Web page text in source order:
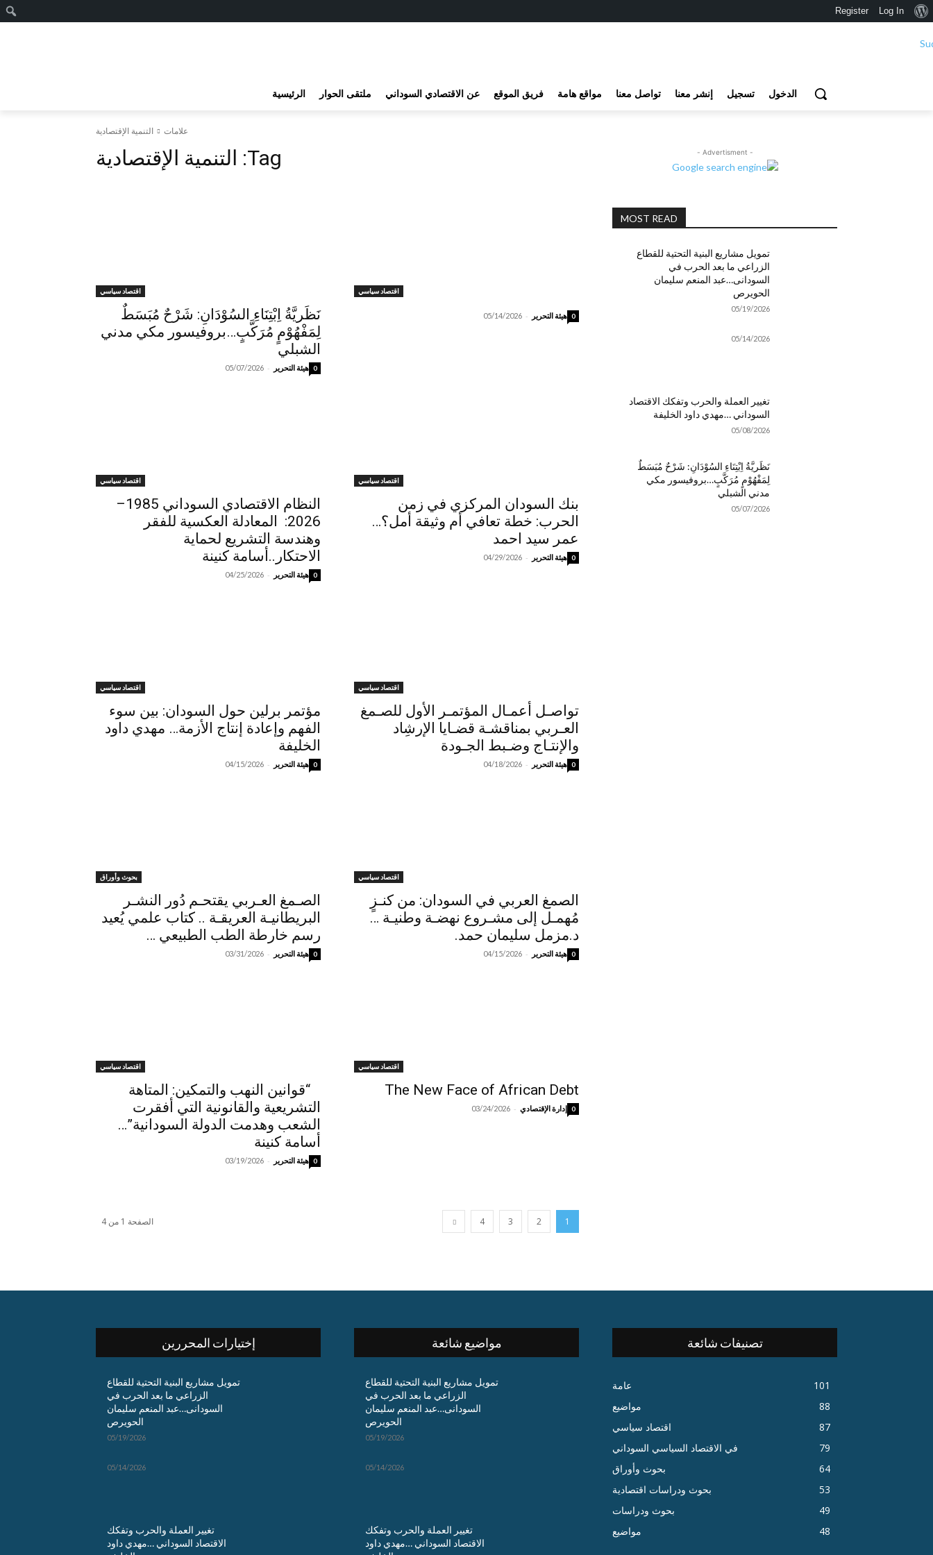
الرئيسية ملتقى الحوار عن الاقتصادي السوداني فريق الموقع مواقع هامة تواصل معنا إنشر معنا تسجيل الدخول
علامات التنمية الإقتصادية
Tag: التنمية الإقتصادية
اقتصاد سياسي
هيئة التحرير -
05/14/2026 0
اقتصاد سياسي
نَظَريَّةُ اِبْتِنَاءِ السُوْدَانِ: شَرْحٌ مُبَسَطٌ
لِمَفْهُوْمٍ مُرَكَّبٍ…بروفيسور مكي مدني
الشبلي
هيئة التحرير -
05/07/2026 0
اقتصاد سياسي
بنك السودان المركزي في زمن
الحرب: خطة تعافي أم وثيقة أمل؟…
عمر سيد احمد
هيئة التحرير -
04/29/2026 0
اقتصاد سياسي
النظام الاقتصادي السوداني 1985–
2026: المعادلة العكسية للفقر
وهندسة التشريع لحماية
الاحتكار..أسامة كنينة
هيئة التحرير -
04/25/2026 0
اقتصاد سياسي
تواصـل أعمـال المؤتمـر الأول للصـمغ
العـربي بمناقشـة قضـايا الإرشِاد
والإنتـاج وضـبط الجـودة
هيئة التحرير -
04/18/2026 0
اقتصاد سياسي
مؤتمر برلين حول السودان: بين سوء
الفهم وإعادة إنتاج الأزمة… مهدي داود
الخليفة
هيئة التحرير -
04/15/2026 0
اقتصاد سياسي
الصمغ العربي في السودان: من كنـزٍ
مُهمـل إلى مشـروع نهضـة وطنيـة …
د.مزمل سليمان حمد.
هيئة التحرير -
04/15/2026 0
بحوث وأوراق
‏الصـمغ العـربي يقتحـم دُور النشـر
البريطانيـة العريقـة .. كتاب علمي يُعيد
رسم خارطة الطب ‏الطبيعي …
هيئة التحرير -
03/31/2026 0
اقتصاد سياسي
The New Face of African Debt
إدارة الإقتصادي -
03/24/2026 0
اقتصاد سياسي
“قوانين النهب والتمكين: المتاهة
التشريعية والقانونية التي أفقرت
الشعب وهدمت الدولة السودانية”…
أسامة كنينة
هيئة التحرير -
03/19/2026 0
1
2
3
4 الصفحة 1 من 4
- Advertisment -
MOST READ
تمويل مشاريع البنية التحتية للقطاع
الزراعي ما بعد الحرب في
السودانى…عبد المنعم سليمان
الحويرص
05/19/2026
05/14/2026
تغيير العملة والحرب وتفكك الاقتصاد
السوداني …مهدي داود الخليفة
05/08/2026
نَظَريَّةُ اِبْتِنَاءِ السُوْدَانِ: شَرْحٌ مُبَسَطٌ
لِمَفْهُوْمٍ مُرَكَّبٍ…بروفيسور مكي
مدني الشبلي
05/07/2026
إختيارات المحررين
تمويل مشاريع البنية التحتية للقطاع
الزراعي ما بعد الحرب في
السودانى…عبد المنعم سليمان
الحويرص
05/19/2026
05/14/2026
تغيير العملة والحرب وتفكك
الاقتصاد السوداني …مهدي داود
مواضيع شائعة
تمويل مشاريع البنية التحتية للقطاع
الزراعي ما بعد الحرب في
السودانى…عبد المنعم سليمان
الحويرص
05/19/2026
05/14/2026
تغيير العملة والحرب وتفكك
الاقتصاد السوداني …مهدي داود
تصنيفات شائعة
عامة
101
مواضيع
88
اقتصاد سياسي
87
في الاقتصاد السياسي السوداني
79
بحوث وأوراق
64
بحوث ودراسات اقتصادية
53
بحوث ودراسات
49
مواضيع
48
نبذةLog In
Register